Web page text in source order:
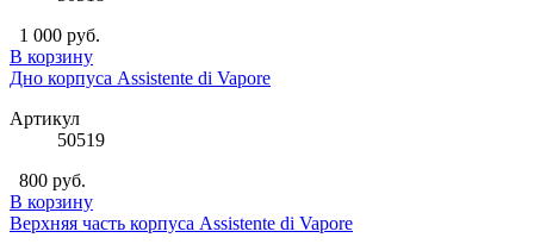
1 000 руб.
В корзину
Дно корпуса Assistente di Vapore
Артикул
50519
800 руб.
В корзину
Верхняя часть корпуса Assistente di Vapore